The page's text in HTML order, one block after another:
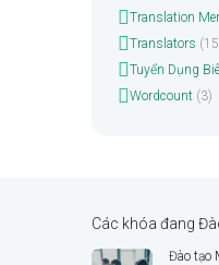
Translation
Translators
Tuyển Dụng
Wordcount(3)
Các khóa đang
Đào tạo